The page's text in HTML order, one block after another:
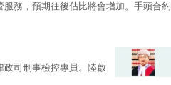
務，預期往後佔比將會增加。手頭合約
政司刑事檢控專員。陸啟